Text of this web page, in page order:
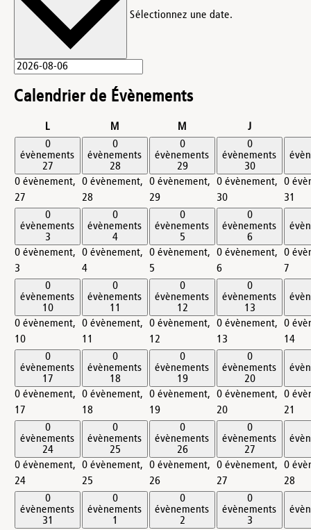
Sélectionnez une date.
Calendrier de Évènements
Llundi M M Jjeudi
0
évènements
27
0 évènement,
27
0
évènements
28
0 évènement,
28
0
évènements
29
0 évènement,
29
0
évènements
30
0 évènement,
30
0
31
0
évènements
3
0 évènement,
3
0
évènements
4
0 évènement,
4
0
évènements
5
0 évènement,
5
0
évènements
6
0 évènement,
6
0
7
0
évènements
10
0 évènement,
10
0
évènements
11
0 évènement,
11
0
évènements
12
0 évènement,
12
0
évènements
13
0 évènement,
13
0
14
0
évènements
17
0 évènement,
17
0
évènements
18
0 évènement,
18
0
évènements
19
0 évènement,
19
0
évènements
20
0 évènement,
20
0
21
0
évènements
24
0 évènement,
24
0
évènements
25
0 évènement,
25
0
évènements
26
0 évènement,
26
0
évènements
27
0 évènement,
27
0
28
0
évènements
31
0
évènements
1
0
évènements
2
0
évènements
3